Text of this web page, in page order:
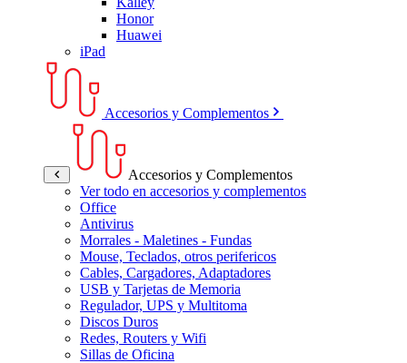
Honor
Huawei
iPad
Accesorios y Complementos
Accesorios y Complementos
Ver todo en accesorios y complementos
Office
Antivirus
Morrales - Maletines - Fundas
Mouse, Teclados, otros perifericos
Cables, Cargadores, Adaptadores
USB y Tarjetas de Memoria
Regulador, UPS y Multitoma
Discos Duros
Redes, Routers y Wifi
Sillas de Oficina